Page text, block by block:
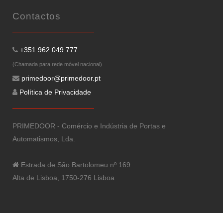
Contactos
+351 962 049 777
(Chamada para rede móvel nacional)
primedoor@primedoor.pt
Política de Privacidade
PRIMEDOOR - Comércio e Indústria de Portas e
Automatismos, Lda.
Estrada de São Bartolomeu nº 169
Alta de Lisboa, 1750-276 Lisboa